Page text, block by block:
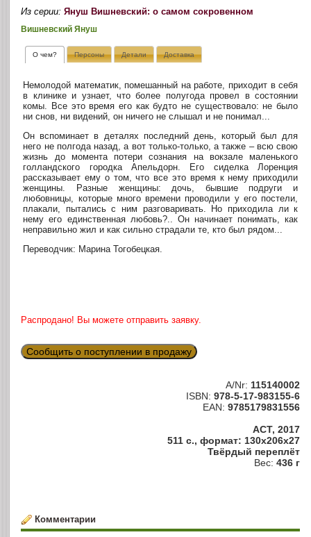
Из серии:Януш Вишневский: о самом сокровенном
Вишневский Януш
О чем? Персоны Детали Доставка
Немолодой математик, помешанный на работе, приходит в себя
в клинике и узнает, что более полугода провел в состоянии
комы. Все это время его как будто не существовало: не было
ни снов, ни видений, он ничего не слышал и не понимал...
Он вспоминает в деталях последний день, который был для
него не полгода назад, а вот только-только, а также – всю свою
жизнь до момента потери сознания на вокзале маленького
голландского городка Апельдорн. Его сиделка Лоренция
рассказывает ему о том, что все это время к нему приходили
женщины. Разные женщины: дочь, бывшие подруги и
любовницы, которые много времени проводили у его постели,
плакали, пытались с ним разговаривать. Но приходила ли к
нему его единственная любовь?.. Он начинает понимать, как
неправильно жил и как сильно страдали те, кто был рядом...
Переводчик: Марина Тогобецкая.
Распродано! Вы можете отправить заявку.
Сообщить о поступлении в продажу
A/Nr: 115140002
ISBN: 978-5-17-983155-6
EAN: 9785179831556
АСТ, 2017
511 с., формат: 130x206x27
Твёрдый переплёт
Вес: 436 г
Комментарии